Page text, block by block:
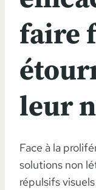
faire
leur
Face à la
solutions non
répulsifs